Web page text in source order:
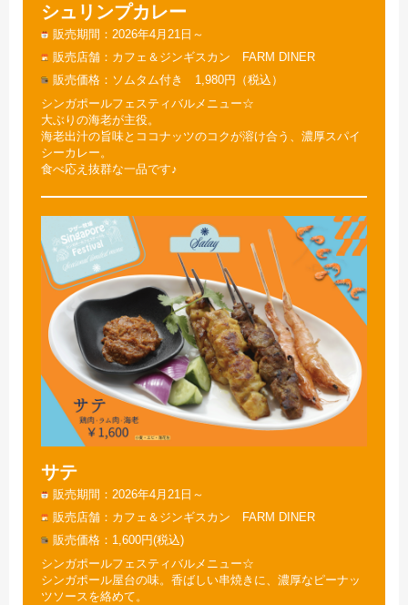
シュリンプカレー
販売期間
2026年4月21日～
販売店舗
カフェ＆ジンギスカン FARM DINER
販売価格
ソムタム付き 1,980円（税込）
シンガポールフェスティバルメニュー☆
大ぶりの海老が主役。
海老出汁の旨味とココナッツのコクが溶け合う、濃厚スパイ
シーカレー。
食べ応え抜群な一品です♪
サテ
販売期間
2026年4月21日～
販売店舗
カフェ＆ジンギスカン FARM DINER
販売価格
1,600円(税込)
シンガポールフェスティバルメニュー☆
シンガポール屋台の味。香ばしい串焼きに、濃厚なピーナッ
ツソースを絡めて。